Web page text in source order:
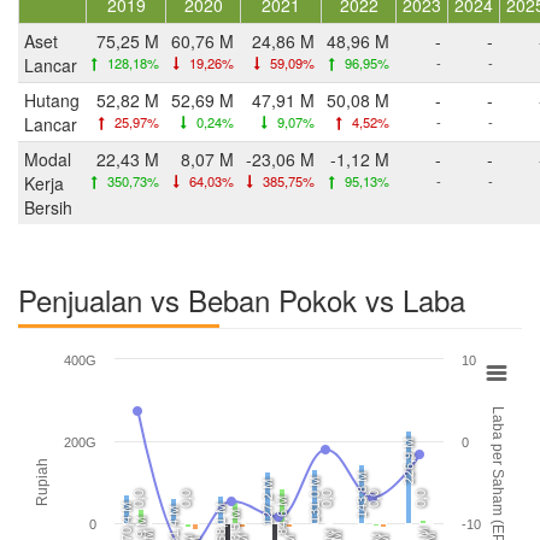
Aset
Lancar
75,25 M
128,18%
60,76 M
19,26%
24,86 M
59,09%
48,96 M
96,95%
-
-
-
-
Hutang
Lancar
52,82 M
25,97%
52,69 M
0,24%
47,91 M
9,07%
50,08 M
4,52%
-
-
-
-
Modal
Kerja
Bersih
22,43 M
350,73%
8,07 M
64,03%
-23,06 M
385,75%
-1,12 M
95,13%
-
-
-
-
Penjualan vs Beban Pokok vs Laba
Rupiah Laba per Saham (EPS)
70,4 M 61,4 M 68,1 M 127,2 M 131,0 M 143,8 M
226,9 M
0,0 0,0 0,0 0,0 0,0
53,5 M 84,6 M
0
200G
400G
-10
0
10